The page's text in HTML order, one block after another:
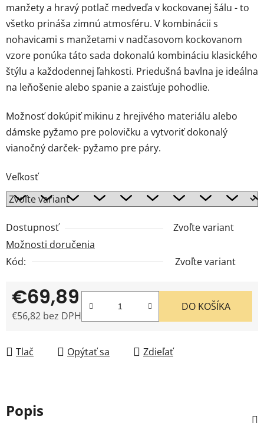
manžety a hravý potlač medveďa v kockovanej šálu - to
všetko prináša zimnú atmosféru. V kombinácii s
nohavicami s manžetami v nadčasovom kockovanom
vzore ponúka táto sada dokonalú kombináciu klasického
štýlu a každodennej ľahkosti. Priedušná bavlna je ideálna
na leňošenie alebo spanie a zaisťuje pohodlie.
Možnosť dokúpiť mikinu z hrejivého materiálu alebo
dámske pyžamo pre polovičku a vytvoriť dokonalý
vianočný darček- pyžamo pre páry.
Veľkosť
Dostupnosť
Zvoľte variant
Možnosti doručenia
Kód:
Zvoľte variant
€69,89
€56,82 bez DPH
DO KOŠÍKA
Tlač Opýtať sa Zdieľať
Popis